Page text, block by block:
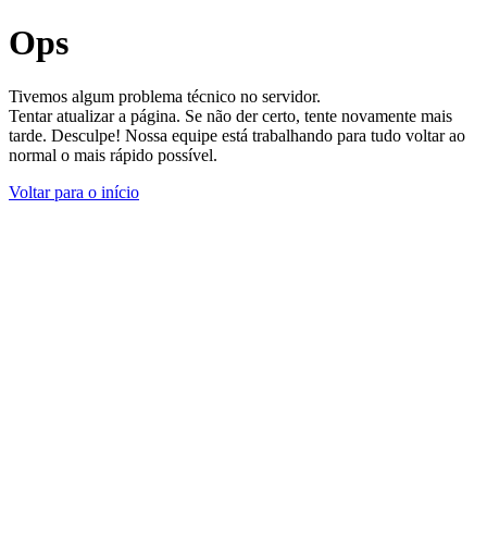
Ops
Tivemos algum problema técnico no servidor.
Tentar atualizar a página. Se não der certo, tente novamente mais
tarde. Desculpe! Nossa equipe está trabalhando para tudo voltar ao
normal o mais rápido possível.
Voltar para o início